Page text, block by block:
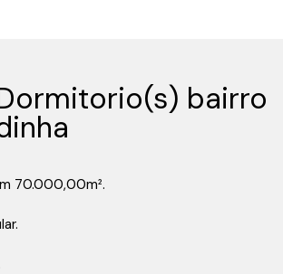
bairro
70.000,00m².